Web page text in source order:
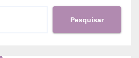
Pesquisar